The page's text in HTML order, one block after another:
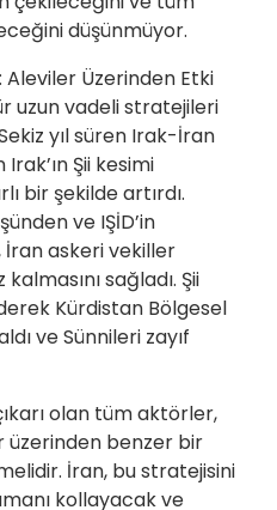
düşünmüyor.
Aleviler Üzerinden Etki
uzun vadeli stratejileri
yıl süren Irak-İran
Irak’ın Şii kesimi
bir şekilde artırdı.
ve IŞİD’in
İran askeri vekiller
sağladı. Şii
Kürdistan Bölgesel
ve Sünnileri zayıf
olan tüm aktörler,
üzerinden benzer bir
İran, bu stratejisini
kollayacak ve